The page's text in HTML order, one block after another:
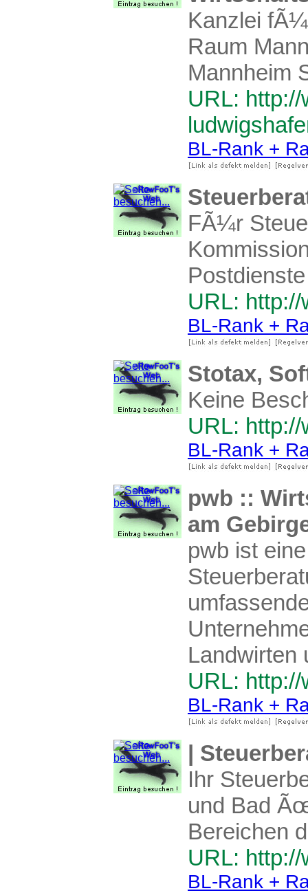
Kanzlei
Raum
Mannheim
URL:
BL-Rank +
FÃ¼r
URL:
BL-Rank +
Stotax,
Keine
URL:
BL-Rank +
pwb ::
am
pwb ist
Landwirten
URL:
BL-Rank +
|
Ihr
und Bad
Bereichen
URL:
BL-Rank +